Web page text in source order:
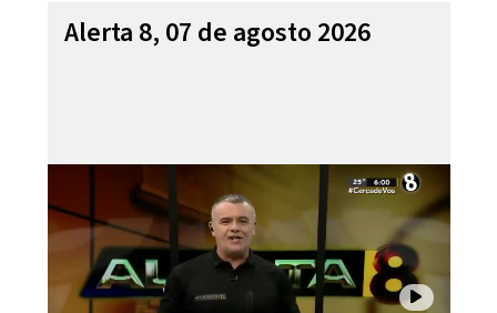
Alerta 8, 07 de agosto 2026